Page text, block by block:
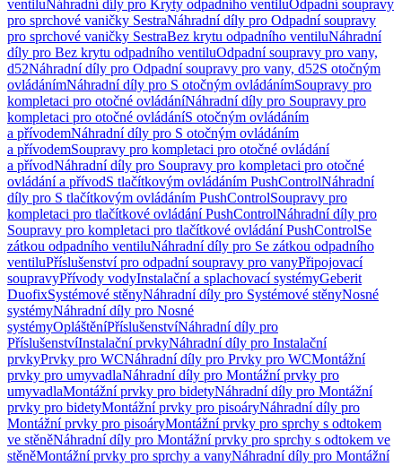
ventiluNáhradní díly pro Kryty odpadního ventiluOdpadní soupravy
pro sprchové vaničky SestraNáhradní díly pro Odpadní soupravy
pro sprchové vaničky SestraBez krytu odpadního ventiluNáhradní
díly pro Bez krytu odpadního ventiluOdpadní soupravy pro vany,
d52Náhradní díly pro Odpadní soupravy pro vany, d52S otočným
ovládánímNáhradní díly pro S otočným ovládánímSoupravy pro
kompletaci pro otočné ovládáníNáhradní díly pro Soupravy pro
kompletaci pro otočné ovládáníS otočným ovládáním
a přívodemNáhradní díly pro S otočným ovládáním
a přívodemSoupravy pro kompletaci pro otočné ovládání
a přívodNáhradní díly pro Soupravy pro kompletaci pro otočné
ovládání a přívodS tlačítkovým ovládáním PushControlNáhradní
díly pro S tlačítkovým ovládáním PushControlSoupravy pro
kompletaci pro tlačítkové ovládání PushControlNáhradní díly pro
Soupravy pro kompletaci pro tlačítkové ovládání PushControlSe
zátkou odpadního ventiluNáhradní díly pro Se zátkou odpadního
ventiluPříslušenství pro odpadní soupravy pro vanyPřipojovací
soupravyPřívody vodyInstalační a splachovací systémyGeberit
DuofixSystémové stěnyNáhradní díly pro Systémové stěnyNosné
systémyNáhradní díly pro Nosné
systémyOpláštěníPříslušenstvíNáhradní díly pro
PříslušenstvíInstalační prvkyNáhradní díly pro Instalační
prvkyPrvky pro WCNáhradní díly pro Prvky pro WCMontážní
prvky pro umyvadlaNáhradní díly pro Montážní prvky pro
umyvadlaMontážní prvky pro bidetyNáhradní díly pro Montážní
prvky pro bidetyMontážní prvky pro pisoáryNáhradní díly pro
Montážní prvky pro pisoáryMontážní prvky pro sprchy s odtokem
ve stěněNáhradní díly pro Montážní prvky pro sprchy s odtokem ve
stěněMontážní prvky pro sprchy a vanyNáhradní díly pro Montážní